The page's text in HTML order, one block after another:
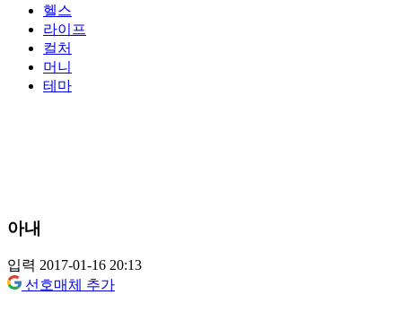
헬스
라이프
컬처
머니
테마
아내
입력 2017-01-16 20:13
선호매체 추가